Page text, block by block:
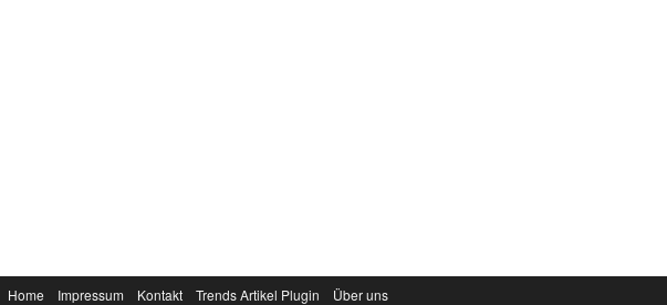
Home Impressum Kontakt Trends Artikel Plugin Über uns